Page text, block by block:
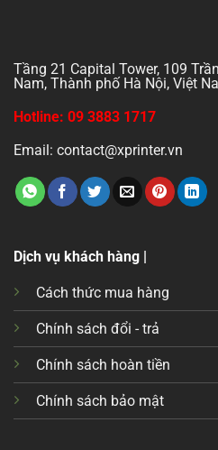
Tầng 21 Capital Tower, 109
Nam, Thành phố Hà Nội, Việt
Hotline: 09 3883 1717
Email: contact@xprinter.vn
Dịch vụ khách hàng |
Cách thức mua hàng
Chính sách đổi - trả
Chính sách hoàn tiền
Chính sách bảo mật